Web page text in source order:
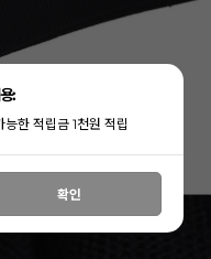
:
한 적립금 1천원 적립
확인